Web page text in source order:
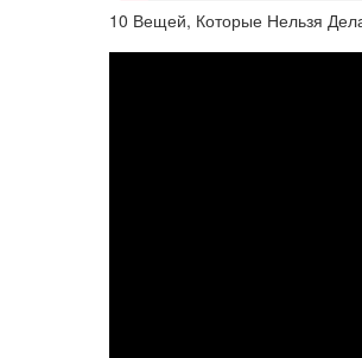
10 Вещей, Которые Нельзя